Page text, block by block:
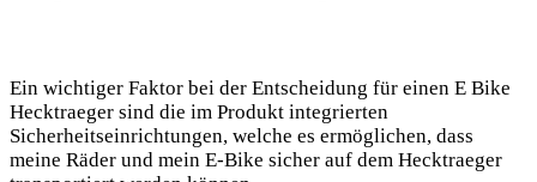
Ein wichtiger Faktor bei der Entscheidung für einen E Bike
Hecktraeger sind die im Produkt integrierten
Sicherheitseinrichtungen, welche es ermöglichen, dass
meine Räder und mein E-Bike sicher auf dem Hecktraeger